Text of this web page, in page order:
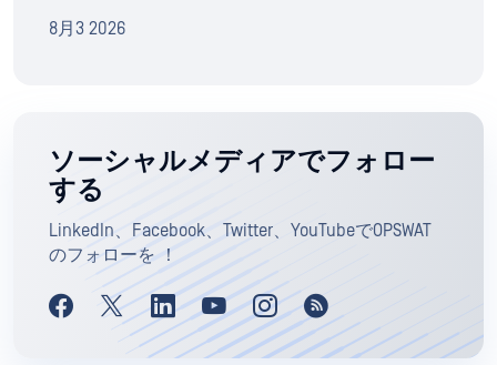
8月3 2026
ソーシャルメディアでフォロー
する
LinkedIn、Facebook、Twitter、YouTubeでOPSWAT
のフォローを ！